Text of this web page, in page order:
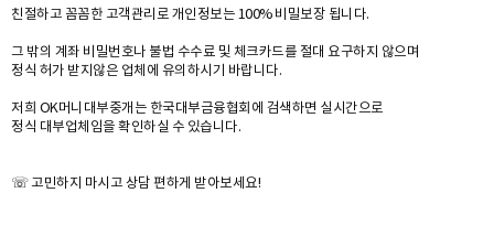
친절하고 꼼꼼한 고객관리로 개인정보는 100% 비밀보장 됩니다.
그 밖의 계좌 비밀번호나 불법 수수료 및 체크카드를 절대 요구하지 않으며
정식 허가 받지않은 업체에 유의하시기 바랍니다.
저희 OK머니대부중개는 한국대부금융협회에 검색하면 실시간으로
정식 대부업체임을 확인하실 수 있습니다.
☏ 고민하지 마시고 상담 편하게 받아보세요!